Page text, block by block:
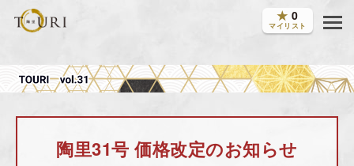
★ 0
マイリスト
陶里31号 価格改定のお知らせ